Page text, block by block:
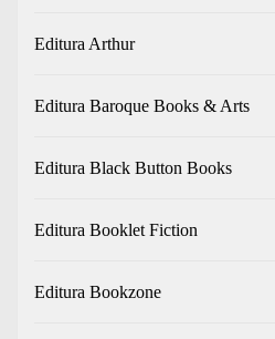
Editura Arthur
Editura Baroque Books & Arts
Editura Black Button Books
Editura Booklet Fiction
Editura Bookzone